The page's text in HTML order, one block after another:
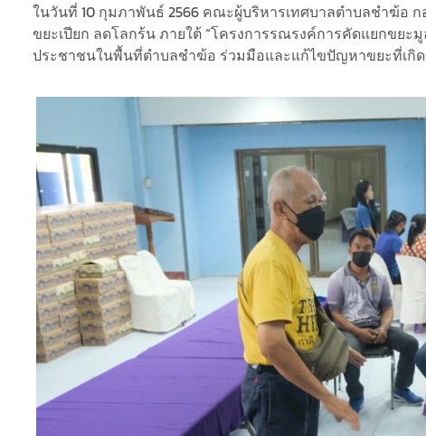
ในวันที่ 10 กุมภาพันธ์ 2566 คณะผู้บริหารเทศบาลตำบลชำฆ้อ
ขยะเปียก ลดโลกร้น ภายใต้ “โครงการรณรงค์การคัดแยกขยะ
ประชาชนในพื้นที่ตำบลชำฆ้อ ร่วมมือและแก้ไขปัญหาขยะที่เกิ